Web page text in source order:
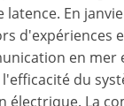
En
d'expériences
en
du
La